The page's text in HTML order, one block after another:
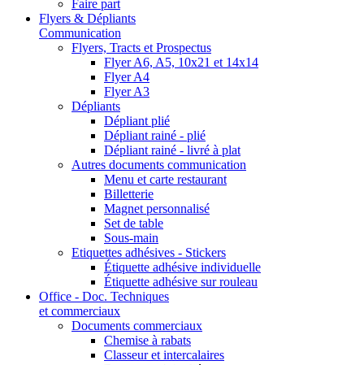
Faire part
Flyers & Dépliants
Communication
Flyers, Tracts et Prospectus
Flyer A6, A5, 10x21 et 14x14
Flyer A4
Flyer A3
Dépliants
Dépliant plié
Dépliant rainé - plié
Dépliant rainé - livré à plat
Autres documents communication
Menu et carte restaurant
Billetterie
Magnet personnalisé
Set de table
Sous-main
Etiquettes adhésives - Stickers
Étiquette adhésive individuelle
Étiquette adhésive sur rouleau
Office - Doc. Techniques
et commerciaux
Documents commerciaux
Chemise à rabats
Classeur et intercalaires